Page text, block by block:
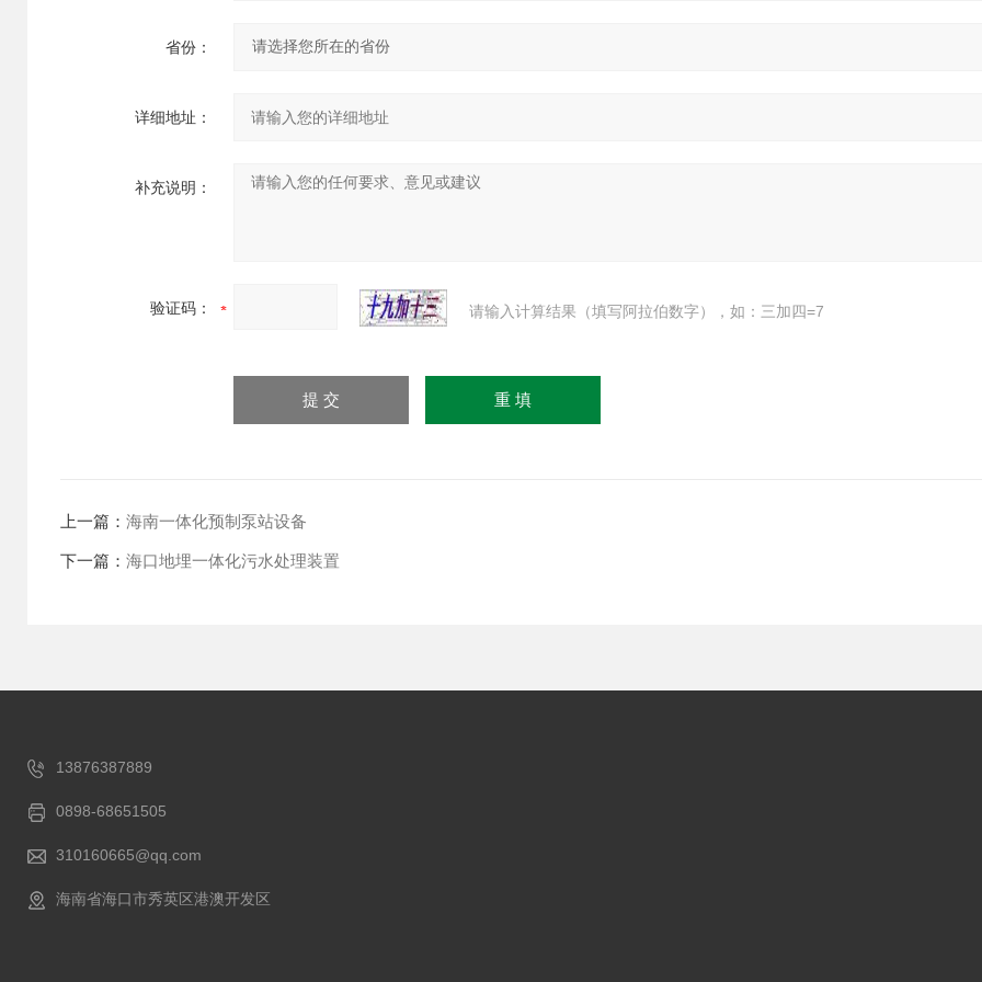
省份：
详细地址：
补充说明：
验证码： 请输入计算结果（填写阿拉伯数字），如：三加四=7
上一篇： 海南一体化预制泵站设备
下一篇： 海口地埋一体化污水处理装置
13876387889
0898-68651505
310160665@qq.com
海南省海口市秀英区港澳开发区